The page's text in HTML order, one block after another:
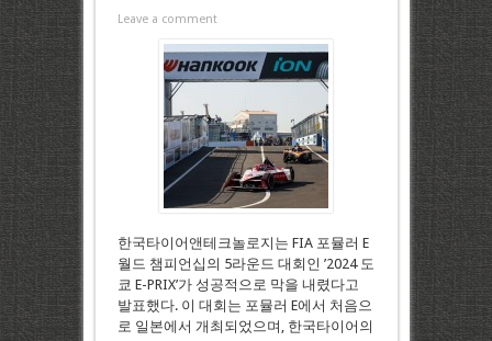
Leave a comment
한국타이어앤테크놀로지는 FIA 포뮬러 E
월드 챔피언십의 5라운드 대회인 ’2024 도
쿄 E-PRIX’가 성공적으로 막을 내렸다고
발표했다. 이 대회는 포뮬러 E에서 처음으
로 일본에서 개최되었으며, 한국타이어의